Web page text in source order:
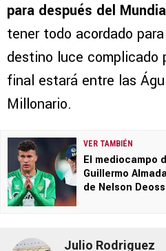
para después del
tener todo acordado
destino luce complicado
final estará entre las
Millonario.
VER TAMBIÉN
El mediocampo
Guillermo
de Nelson
Julio Rodriguez